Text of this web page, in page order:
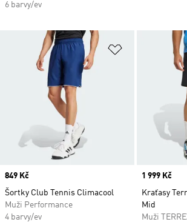
6 barvy/ev
Přidat do
Price
849 Kč
Šortky Club Tennis Climacool
Muži Performance
4 barvy/ev
Price
1 999 Kč
Kraťasy
Mid
Muži